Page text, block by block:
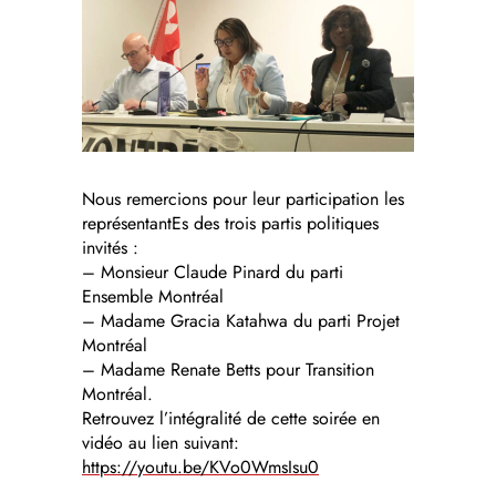
Nous remercions pour leur participation les
représentantEs des trois partis politiques
invités :
– Monsieur Claude Pinard du parti
Ensemble Montréal
– Madame Gracia Katahwa du parti Projet
Montréal
– Madame Renate Betts pour Transition
Montréal.
Retrouvez l’intégralité de cette soirée en
vidéo au lien suivant:
https://youtu.be/KVo0WmsIsu0